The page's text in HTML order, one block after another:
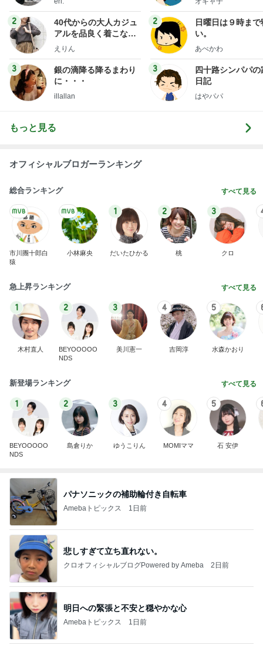
2
40代からの大人カジュ
アルを品良く着こなす
ファッションブログ
えりん
3
銀の滴降る降るまわり
に・・・
illallan
2
日曜日は９時まで
い。
あべかわ
3
四十路シンパパの
日記
はやパパ
もっと見る
オフィシャルブロガーランキング
総合ランキング すべて見る
市川團十郎白
猿
小林麻央
1
だいたひかる
2
桃
3
クロ
急上昇ランキング すべて見る
1
木村直人
2
BEYOOOOO
NDS
3
美川憲一
4
吉岡淳
5
水森かおり
新登場ランキング すべて見る
1
BEYOOOOO
NDS
2
島倉りか
3
ゆうこりん
4
MOMIママ
5
石 安伊
パナソニックの補助輪付き自転車
Amebaトピックス 1日前
悲しすぎて立ち直れない。
クロオフィシャルブログPowered by Ameba 2日前
明日への緊張と不安と穏やかな心
Amebaトピックス 1日前